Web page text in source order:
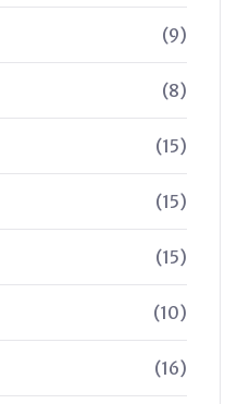
(9)
(8)
(15)
(15)
(15)
(10)
(16)